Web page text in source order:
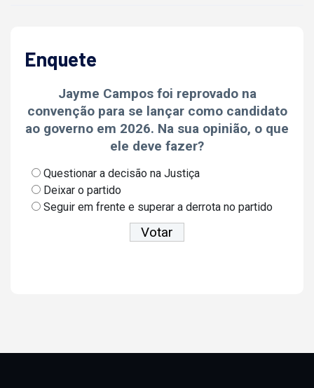
Enquete
Jayme Campos foi reprovado na
convenção para se lançar como candidato
ao governo em 2026. Na sua opinião, o que
ele deve fazer?
Questionar a decisão na Justiça
Deixar o partido
Seguir em frente e superar a derrota no partido